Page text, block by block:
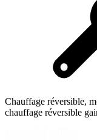
Chauffage réversible,
chauffage réversible